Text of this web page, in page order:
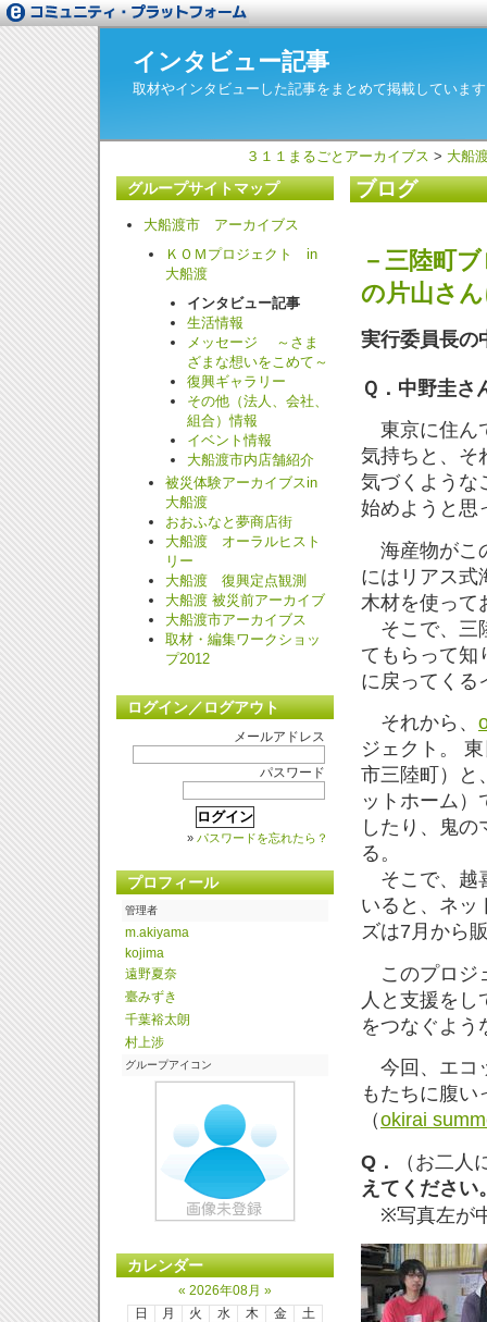
インタビュー記事
取材やインタビューした記事をまとめて掲載していま
３１１まるごとアーカイブス > 大船
ブログ
－三陸町
の片山さ
実行委員長の
Ｑ．中野圭
東京に住ん
気持ちと、そ
気づくような
始めようと思
海産物がこ
にはリアス式
木材を使って
そこで、三
てもらって知
に戻ってくる
それから、
ジェクト。
市三陸町）と
ットホーム
したり、鬼
る。
そこで、越
いると、ネッ
ズは7月から
このプロジ
人と支援を
をつなぐよう
今回、エコ
もたちに腹
（okirai
Q．
（お二人
えてください
※写真左が
グループサイトマップ
大船渡市 アーカイブス
ＫＯＭプロジェクト in
大船渡
インタビュー記事
生活情報
メッセージ ～さま
ざまな想いをこめて～
復興ギャラリー
その他（法人、会社、
組合）情報
イベント情報
大船渡市内店舗紹介
被災体験アーカイブスin
大船渡
おおふなと夢商店街
大船渡 オーラルヒスト
リー
大船渡 復興定点観測
大船渡 被災前アーカイブ
大船渡市アーカイブス
取材・編集ワークショッ
プ2012
ログイン／ログアウト
メールアドレス
パスワード
» パスワードを忘れたら？
プロフィール
管理者
m. akiyama
kojima
遠野夏奈
臺みずき
千葉裕太朗
村上涉
グループアイコン
カレンダー
« 2026年08月 »
日
月 火 水 木 金
土